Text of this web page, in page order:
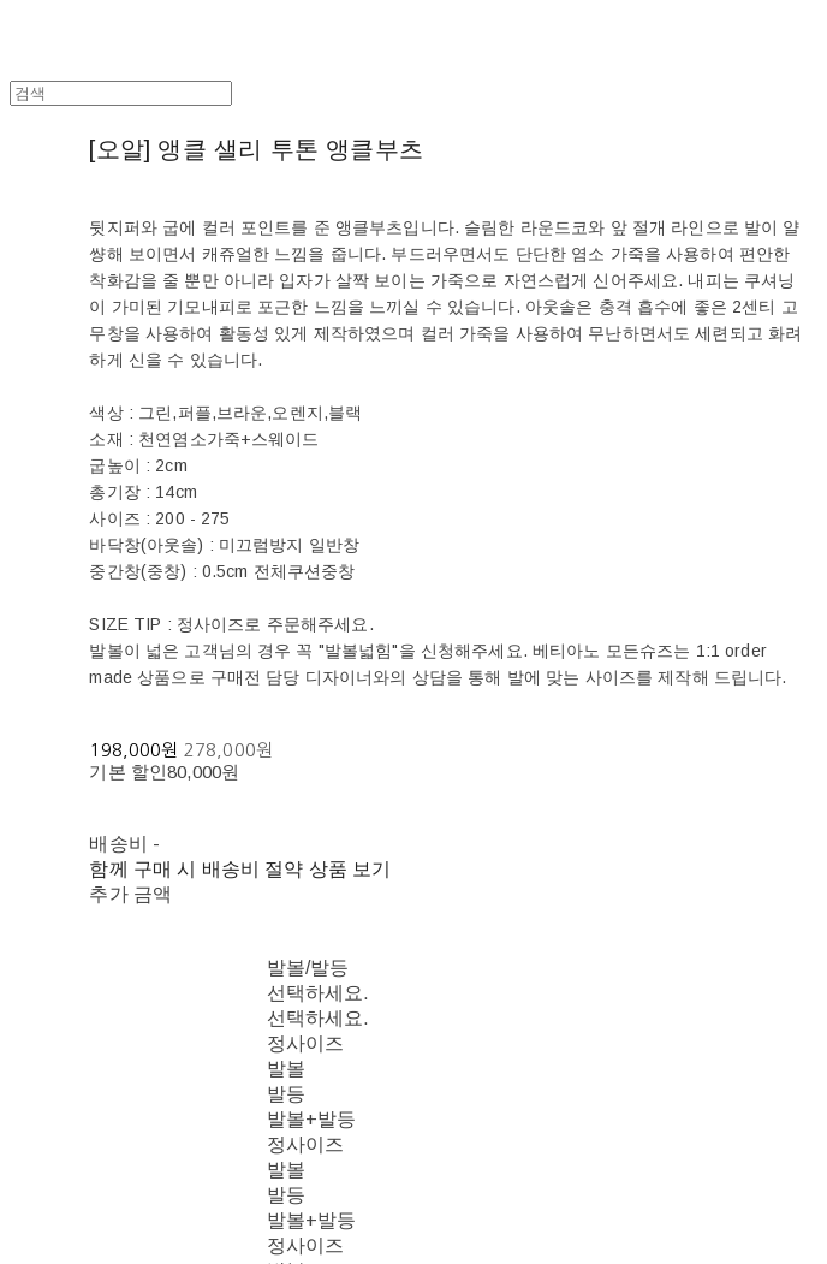
[오알] 앵클 샐리 투톤 앵클부츠
뒷지퍼와 굽에 컬러 포인트를 준 앵클부츠입니다. 슬림한 라운드코와 앞 절개 라인으로 발이 얄
썅해 보이면서 캐쥬얼한 느낌을 줍니다. 부드러우면서도 단단한 염소 가죽을 사용하여 편안한
착화감을 줄 뿐만 아니라 입자가 살짝 보이는 가죽으로 자연스럽게 신어주세요. 내피는 쿠셔닝
이 가미된 기모내피로 포근한 느낌을 느끼실 수 있습니다. 아웃솔은 충격 흡수에 좋은 2센티 고
무창을 사용하여 활동성 있게 제작하였으며 컬러 가죽을 사용하여 무난하면서도 세련되고 화려
하게 신을 수 있습니다.
색상 : 그린,퍼플,브라운,오렌지,블랙
소재 : 천연염소가죽+스웨이드
굽높이 : 2cm
총기장 : 14cm
사이즈 : 200 - 275
바닥창(아웃솔) : 미끄럼방지 일반창
중간창(중창) : 0.5cm 전체쿠션중창
SIZE TIP : 정사이즈로 주문해주세요.
발볼이 넓은 고객님의 경우 꼭 "발볼넓힘"을 신청해주세요. 베티아노 모든슈즈는 1:1 order
made 상품으로 구매전 담당 디자이너와의 상담을 통해 발에 맞는 사이즈를 제작해 드립니다.
198,000원 278,000원
기본 할인80,000원
배송비 -
함께 구매 시 배송비 절약 상품 보기
추가 금액
발볼/발등
선택하세요.
선택하세요.
정사이즈
발볼
발등
발볼+발등
정사이즈
발볼
발등
발볼+발등
정사이즈